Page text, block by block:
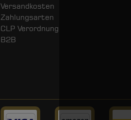
Versandkosten
Zahlungsarten
CLP Verordnung
B2B